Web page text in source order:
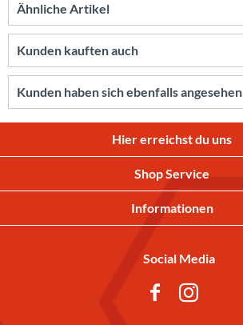
Ähnliche Artikel
Kunden kauften auch
Kunden haben sich ebenfalls angesehen
Hier erreichst du uns
Shop Service
Informationen
Social Media